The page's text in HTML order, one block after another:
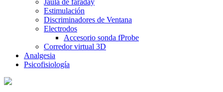
Jaula de faraday
Estimulación
Discriminadores de Ventana
Electrodos
Accesorio sonda fProbe
Corredor virtual 3D
Analgesia
Psicofisiología